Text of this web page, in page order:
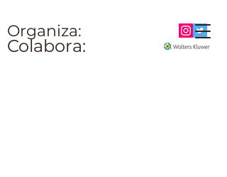
Organiza:
Colabora: